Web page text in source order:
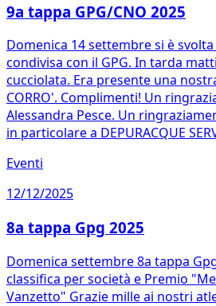
9a tappa GPG/CNO 2025
Domenica 14 settembre si è svolta
condivisa con il GPG. In tarda
cucciolata. Era presente una
CORRO'. Complimenti! Un
Alessandra Pesce. Un
in particolare a DEPURACQUE
Eventi
12/12/2025
8a tappa Gpg 2025
Domenica settembre 8a tappa
classifica per società e Premio
Vanzetto" Grazie mille ai nostri